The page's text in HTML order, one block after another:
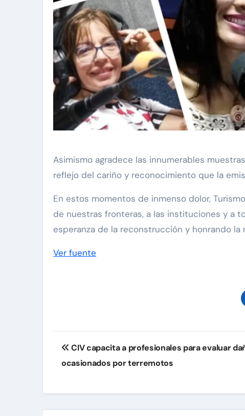
Asimismo agradece las innumerables
reflejo del cariño y reconocimiento que la
En estos momentos de inmenso dolor,
de nuestras fronteras, a las instituciones y a
esperanza de la reconstrucción y honrando la
Ver fuente
Navegación
de
CIV capacita a profesionales para evaluar
ocasionados por terremotos